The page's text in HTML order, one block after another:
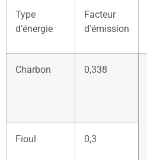
Type
d’énergie
Facteur
d’émission
Charbon 0,338
Fioul 0,3